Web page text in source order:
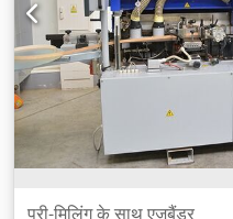
प्री-मिलिंग के साथ एजबैंडर